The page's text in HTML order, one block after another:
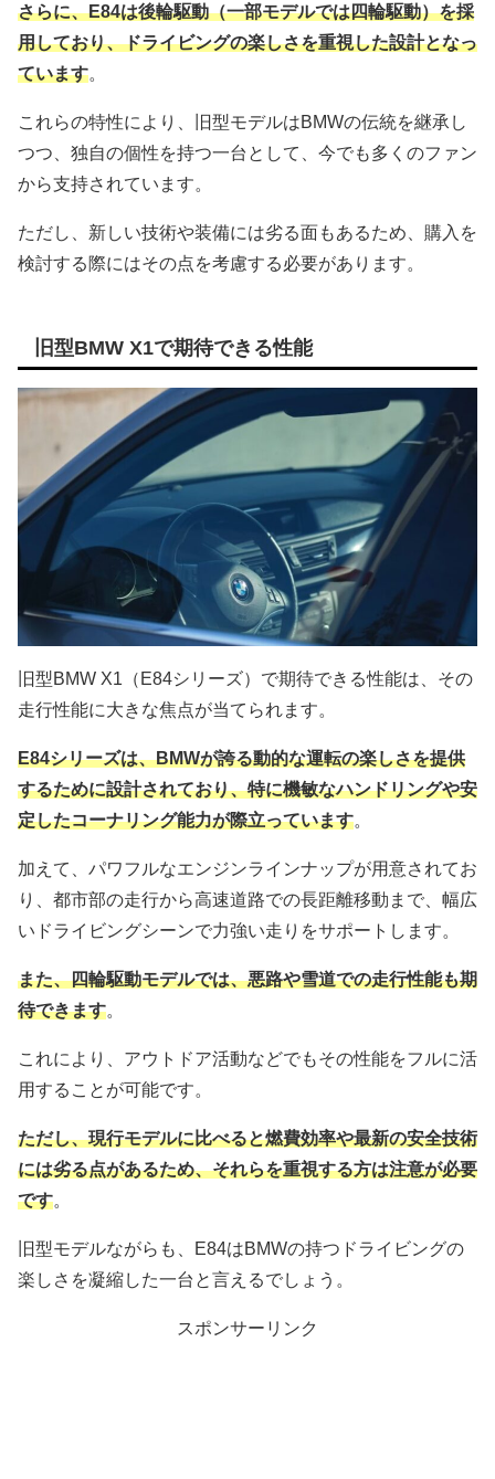
さらに、E84は後輪駆動（一部モデルでは四輪駆動）を採
用しており、ドライビングの楽しさを重視した設計となっ
ています。
これらの特性により、旧型モデルはBMWの伝統を継承し
つつ、独自の個性を持つ一台として、今でも多くのファン
から支持されています。
ただし、新しい技術や装備には劣る面もあるため、購入を
検討する際にはその点を考慮する必要があります。
旧型BMW X1で期待できる性能
旧型BMW X1（E84シリーズ）で期待できる性能は、その
走行性能に大きな焦点が当てられます。
E84シリーズは、BMWが誇る動的な運転の楽しさを提供
するために設計されており、特に機敏なハンドリングや安
定したコーナリング能力が際立っています。
加えて、パワフルなエンジンラインナップが用意されてお
り、都市部の走行から高速道路での長距離移動まで、幅広
いドライビングシーンで力強い走りをサポートします。
また、四輪駆動モデルでは、悪路や雪道での走行性能も期
待できます。
これにより、アウトドア活動などでもその性能をフルに活
用することが可能です。
ただし、現行モデルに比べると燃費効率や最新の安全技術
には劣る点があるため、それらを重視する方は注意が必要
です。
旧型モデルながらも、E84はBMWの持つドライビングの
楽しさを凝縮した一台と言えるでしょう。
スポンサーリンク